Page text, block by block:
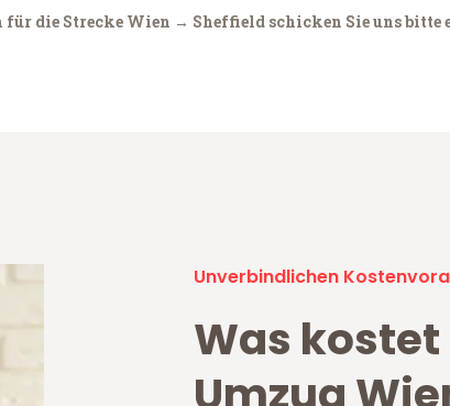
die Strecke Wien → Sheffield schicken Sie uns bitte
Unverbindlichen
Was kostet